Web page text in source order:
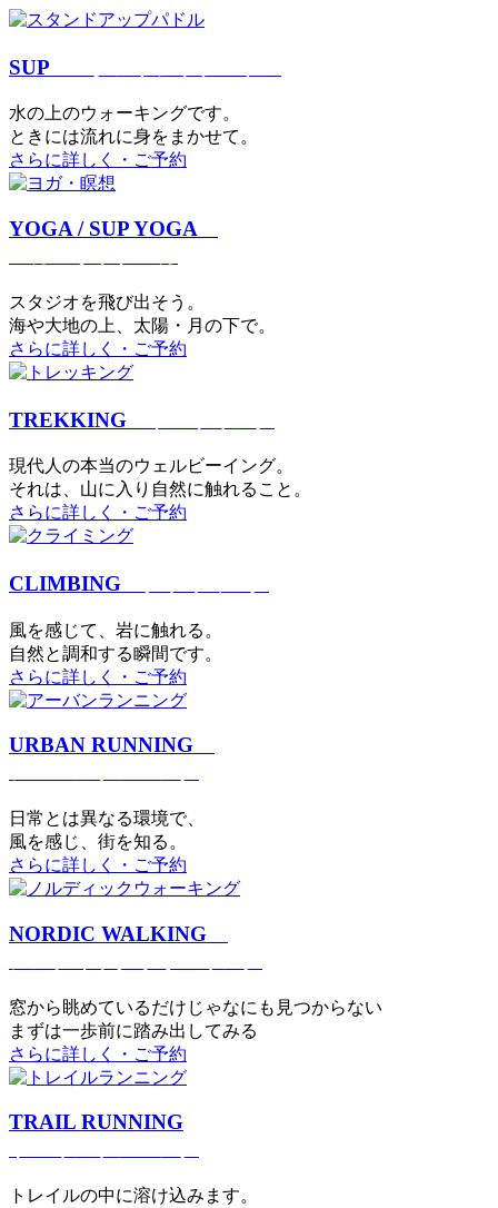
SUP
⽔の上のウォーキングです。
ときには流れに身をまかせて。
さらに詳しく・ご予約
YOGA / SUP YOGA
スタジオを⾶び出そう。
海や大地の上、太陽・⽉の下で。
さらに詳しく・ご予約
TREKKING
現代⼈の本当のウェルビーイング。
それは、⼭に⼊り⾃然に触れること。
さらに詳しく・ご予約
CLIMBING
⾵を感じて、岩に触れる。
⾃然と調和する瞬間です。
さらに詳しく・ご予約
URBAN RUNNING
日常とは異なる環境で、
風を感じ、街を知る。
さらに詳しく・ご予約
NORDIC WALKING
窓から眺めているだけじゃなにも見つからない
まずは一歩前に踏み出してみる
さらに詳しく・ご予約
TRAIL RUNNING
トレイルの中に溶け込みます。